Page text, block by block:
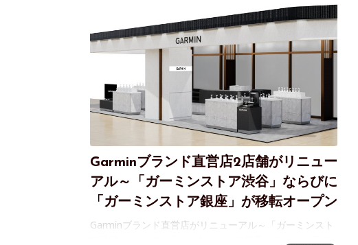
Garminブランド直営店2店舗がリニュー
アル～「ガーミンストア渋谷」ならびに
「ガーミンストア銀座」が移転オープン
Garminブランド直営店がリニューアル～「ガーミンスト